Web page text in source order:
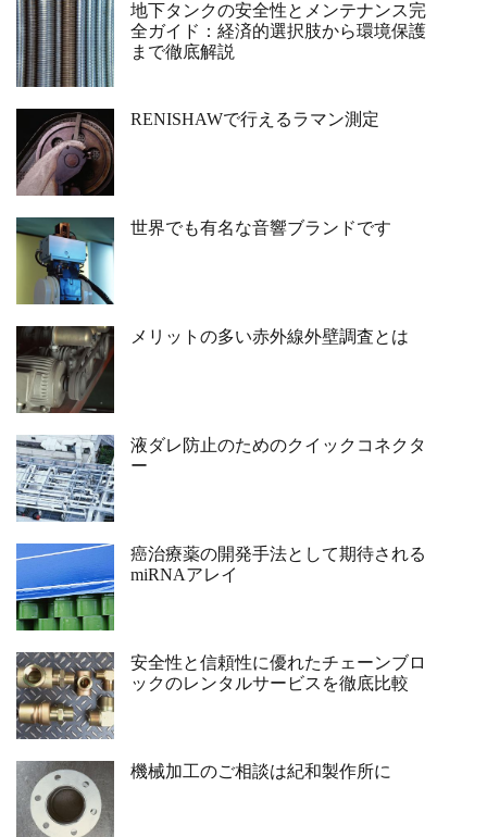
地下タンクの安全性とメンテナンス完
全ガイド：経済的選択肢から環境保護
まで徹底解説
RENISHAWで行えるラマン測定
世界でも有名な音響ブランドです
メリットの多い赤外線外壁調査とは
液ダレ防止のためのクイックコネクタ
ー
癌治療薬の開発手法として期待される
miRNAアレイ
安全性と信頼性に優れたチェーンブロ
ックのレンタルサービスを徹底比較
機械加工のご相談は紀和製作所に